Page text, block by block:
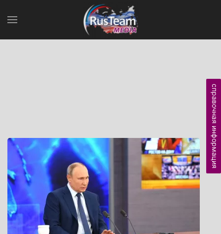
справочная информация